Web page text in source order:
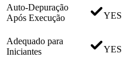
Auto-Depuração
Após Execução
YES
Adequado para
Iniciantes
YES